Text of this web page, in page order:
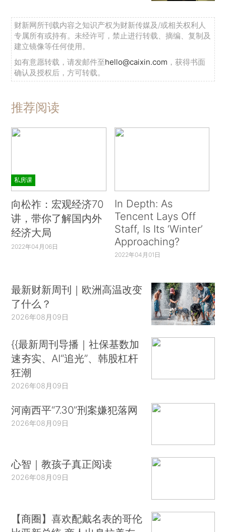
财新网所刊载内容之知识产权为财新传媒及/或相关权利人
专属所有或持有。未经许可，禁止进行转载、摘编、复制及
建立镜像等任何使用。
如有意愿转载，请发邮件至hello@caixin.com ，获得书面
确认及授权后，方可转载。
推荐阅读
私房课
向松祚：宏观经济70
讲，带你了解国内外
经济大局
2022年04月06日
In Depth: As
Tencent Lays Off
Staff, Is Its ‘Winter’
Approaching?
2022年04月01日
最新财新周刊｜欧洲高温改变
了什么？
2026年08月09日
{{最新周刊导播｜社保基数加
速夯实、AI“追光”、韩股杠杆
狂潮
2026年08月09日
河南西平“7.30”刑案嫌犯落网
2026年08月09日
心智｜教孩子真正阅读
2026年08月09日
【商圈】喜欢配戴名表的哥伦